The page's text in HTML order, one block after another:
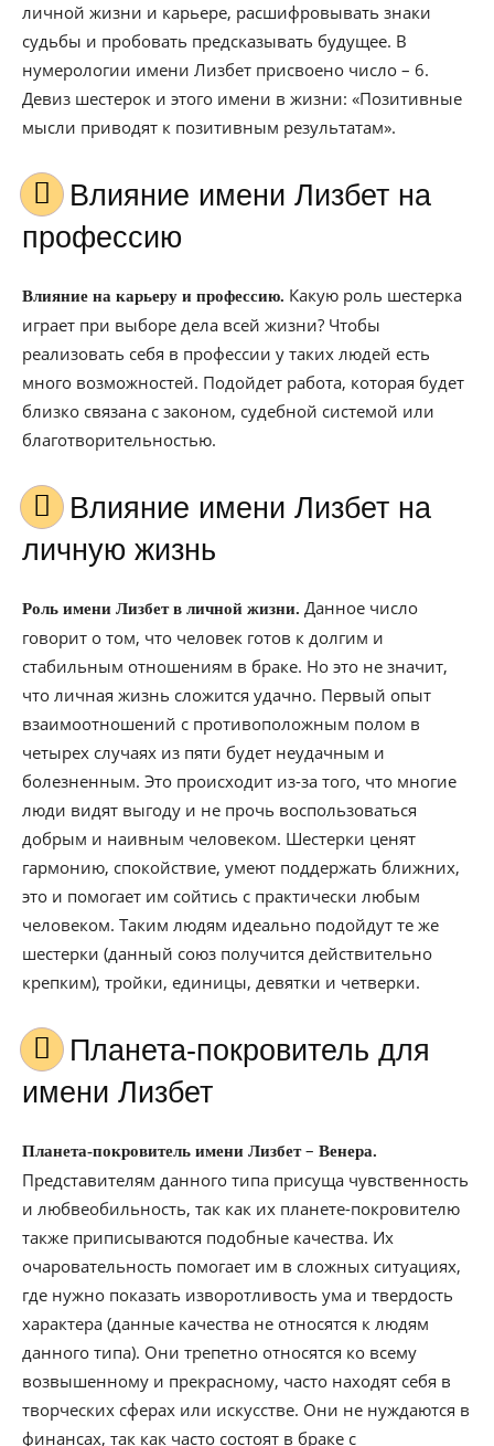
личной жизни и карьере, расшифровывать знаки
судьбы и пробовать предсказывать будущее. В
нумерологии имени Лизбет присвоено число – 6.
Девиз шестерок и этого имени в жизни: «Позитивные
мысли приводят к позитивным результатам».
Влияние имени Лизбет на
профессию
Влияние на карьеру и профессию. Какую роль шестерка
играет при выборе дела всей жизни? Чтобы
реализовать себя в профессии у таких людей есть
много возможностей. Подойдет работа, которая будет
близко связана с законом, судебной системой или
благотворительностью.
Влияние имени Лизбет на
личную жизнь
Роль имени Лизбет в личной жизни. Данное число
говорит о том, что человек готов к долгим и
стабильным отношениям в браке. Но это не значит,
что личная жизнь сложится удачно. Первый опыт
взаимоотношений с противоположным полом в
четырех случаях из пяти будет неудачным и
болезненным. Это происходит из-за того, что многие
люди видят выгоду и не прочь воспользоваться
добрым и наивным человеком. Шестерки ценят
гармонию, спокойствие, умеют поддержать ближних,
это и помогает им сойтись с практически любым
человеком. Таким людям идеально подойдут те же
шестерки (данный союз получится действительно
крепким), тройки, единицы, девятки и четверки.
Планета-покровитель для
имени Лизбет
Планета-покровитель имени Лизбет– Венера.
Представителям данного типа присуща чувственность
и любвеобильность, так как их планете-покровителю
также приписываются подобные качества. Их
очаровательность помогает им в сложных ситуациях,
где нужно показать изворотливость ума и твердость
характера (данные качества не относятся к людям
данного типа). Они трепетно относятся ко всему
возвышенному и прекрасному, часто находят себя в
творческих сферах или искусстве. Они не нуждаются в
финансах, так как часто состоят в браке с